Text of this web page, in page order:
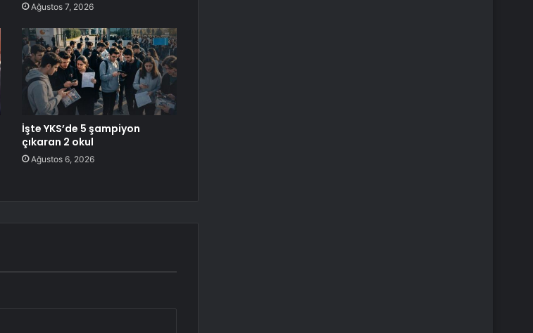
Ağustos 7, 2026
İşte YKS’de 5 şampiyon
çıkaran 2 okul
Ağustos 6, 2026